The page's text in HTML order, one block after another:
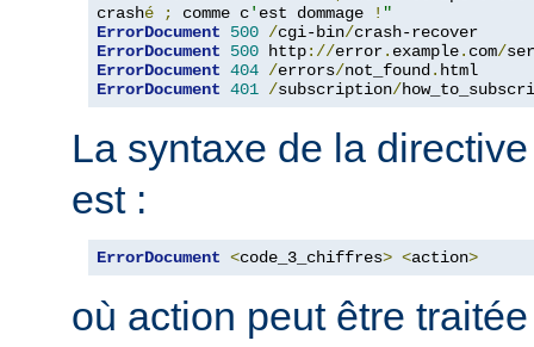
crashé ; comme c' est dommage ! "
ErrorDocument
500 /cgi-bin/
ErrorDocument
500 http://error. example. com/
ErrorDocument 404 /errors/not_found .
ErrorDocument 401 /subscription/
La syntaxe de la
est :
ErrorDocument <code_3_chiffres> <action>
où action peut être